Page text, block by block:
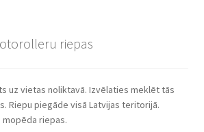
riepas
uz vietas noliktavā. Izvēlaties meklēt tās
Riepu piegāde visā Latvijas teritorijā.
riepas.